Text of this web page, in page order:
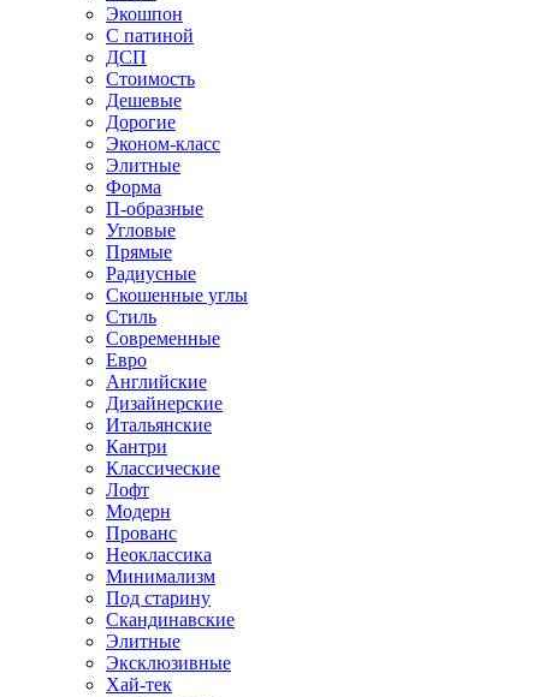
Экошпон
С патиной
ДСП
Стоимость
Дешевые
Дорогие
Эконом-класс
Элитные
Форма
П-образные
Угловые
Прямые
Радиусные
Скошенные углы
Стиль
Современные
Евро
Английские
Дизайнерские
Итальянские
Кантри
Классические
Лофт
Модерн
Прованс
Неоклассика
Минимализм
Под старину
Скандинавские
Элитные
Эксклюзивные
Хай-тек